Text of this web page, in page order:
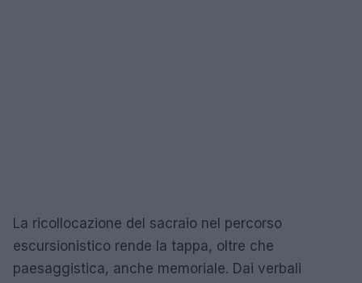
La ricollocazione del sacraio nel percorso
escursionistico rende la tappa, oltre che
paesaggistica, anche memoriale. Dai verbali